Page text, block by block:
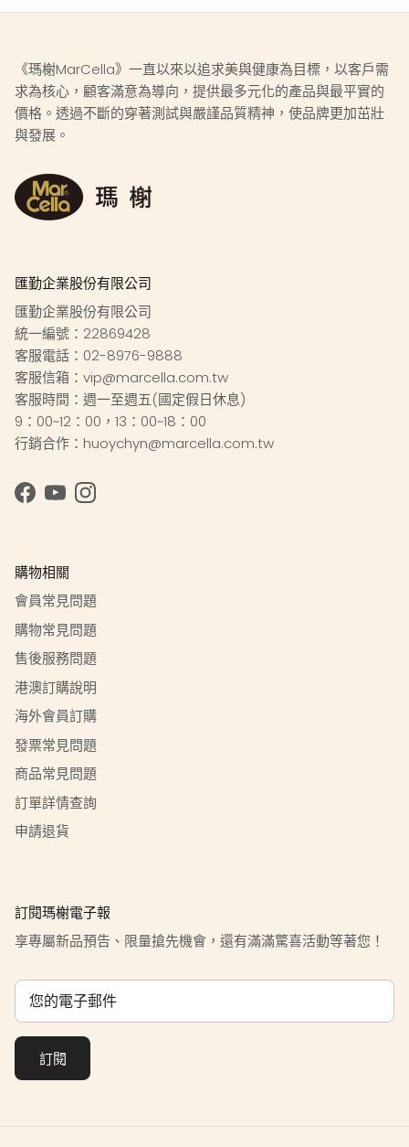
《瑪榭MarCella》一直以來以追求美與健康為目標，以客戶需
求為核心，顧客滿意為導向，提供最多元化的產品與最平實的
價格。透過不斷的穿著測試與嚴謹品質精神，使品牌更加茁壯
與發展。
匯勤企業股份有限公司
匯勤企業股份有限公司
統一編號：22869428
客服電話：02-8976-9888
客服信箱：vip@marcella.com.tw
客服時間：週一至週五(國定假日休息)
9：00~12：00，13：00~18：00
行銷合作：huoychyn@marcella.com.tw
Facebook
YouTubeInstagram
購物相關
會員常見問題
購物常見問題
售後服務問題
港澳訂購說明
海外會員訂購
發票常見問題
商品常見問題
訂單詳情查詢
申請退貨
訂閱瑪榭電子報
享專屬新品預告、限量搶先機會，還有滿滿驚喜活動等著您！
訂閱